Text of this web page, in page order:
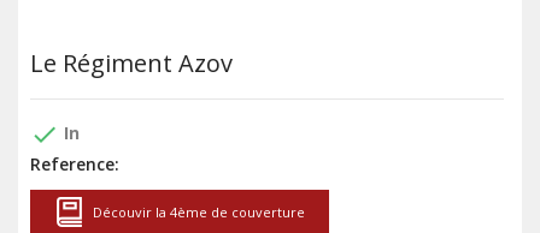
Le Régiment Azov
done In
Reference:
Découvir la 4ème de couverture